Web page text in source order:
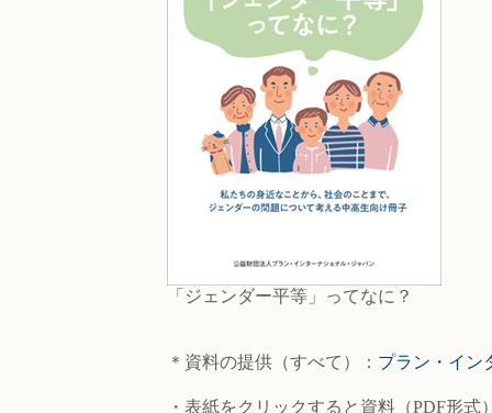
「ジェンダー平等」ってなに？
＊資料の提供（すべて）： プラン・イン
・表紙をクリックすると資料（PDF形式